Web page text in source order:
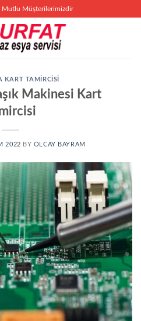
Mutlu Müşterilerimizdir
KART TAMIRCISI
Makinesi Kart
2022 BY OLCAY BAYRAM